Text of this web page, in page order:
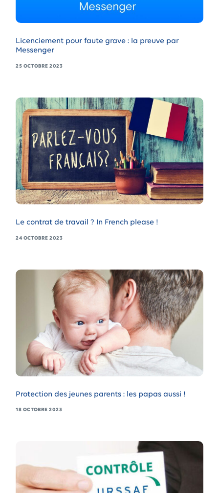
Licenciement pour faute grave : la preuve par
Messenger
25 OCTOBRE 2023
Le contrat de travail ? In French please !
24 OCTOBRE 2023
Protection des jeunes parents : les papas aussi !
18 OCTOBRE 2023